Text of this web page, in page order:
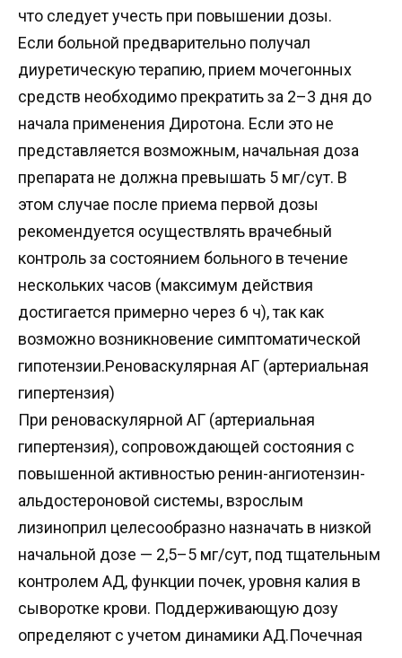
что следует учесть при повышении дозы.
Если больной предварительно получал
диуретическую терапию, прием мочегонных
средств необходимо прекратить за 2–3 дня до
начала применения Диротона. Если это не
представляется возможным, начальная доза
препарата не должна превышать 5 мг/сут. В
этом случае после приема первой дозы
рекомендуется осуществлять врачебный
контроль за состоянием больного в течение
нескольких часов (максимум действия
достигается примерно через 6 ч), так как
возможно возникновение симптоматической
гипотензии.Реноваскулярная АГ (артериальная
гипертензия)
При реноваскулярной АГ (артериальная
гипертензия), сопровождающей состояния с
повышенной активностью ренин-ангиотензин-
альдостероновой системы, взрослым
лизиноприл целесообразно назначать в низкой
начальной дозе — 2,5–5 мг/сут, под тщательным
контролем АД, функции почек, уровня калия в
сыворотке крови. Поддерживающую дозу
определяют с учетом динамики АД.Почечная